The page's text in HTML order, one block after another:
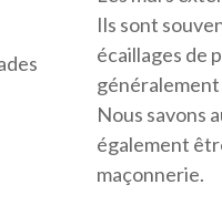
Ils sont
écaillages de
Nous savons
également
maçonnerie.